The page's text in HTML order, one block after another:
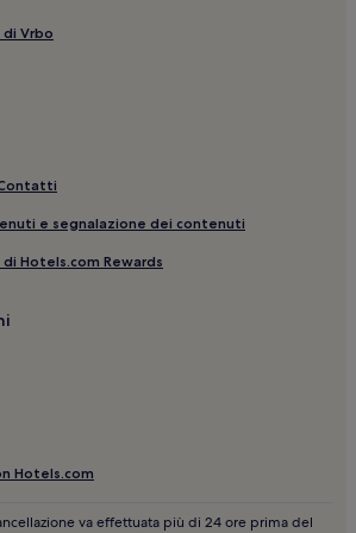
vicinanze
parcheggio
Golfo: Resort e hotel con spa
hotel nelle vicinanze
parcheggio
Ville
Golfo: hotel a 3 stelle
famiglie
Vrbo
e segnalazione dei contenuti
Hotels.com Rewards
Hotels.com
va effettuata più di 24 ore prima del